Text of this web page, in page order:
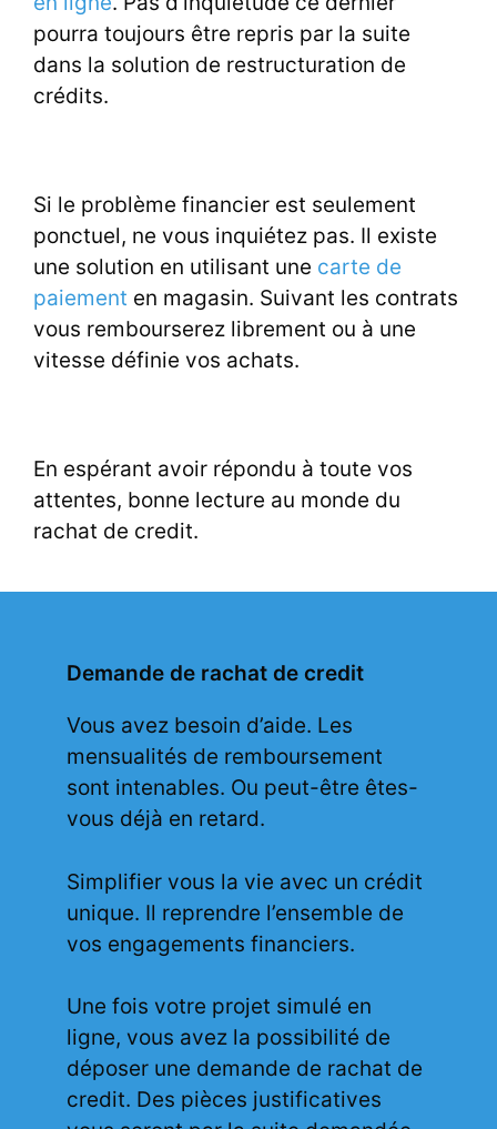
pourra toujours être repris par la suite
dans la solution de restructuration de
crédits.
Si le problème financier est seulement
ponctuel, ne vous inquiétez pas. Il existe
une solution en utilisant une carte de
paiement en magasin. Suivant les contrats
vous rembourserez librement ou à une
vitesse définie vos achats.
En espérant avoir répondu à toute vos
attentes, bonne lecture au monde du
rachat de credit.
Demande de rachat de credit
Vous avez besoin d’aide. Les
mensualités de remboursement
sont intenables. Ou peut-être êtes-
vous déjà en retard.
Simplifier vous la vie avec un crédit
unique. Il reprendre l’ensemble de
vos engagements financiers.
Une fois votre projet simulé en
ligne, vous avez la possibilité de
déposer une demande de rachat de
credit. Des pièces justificatives